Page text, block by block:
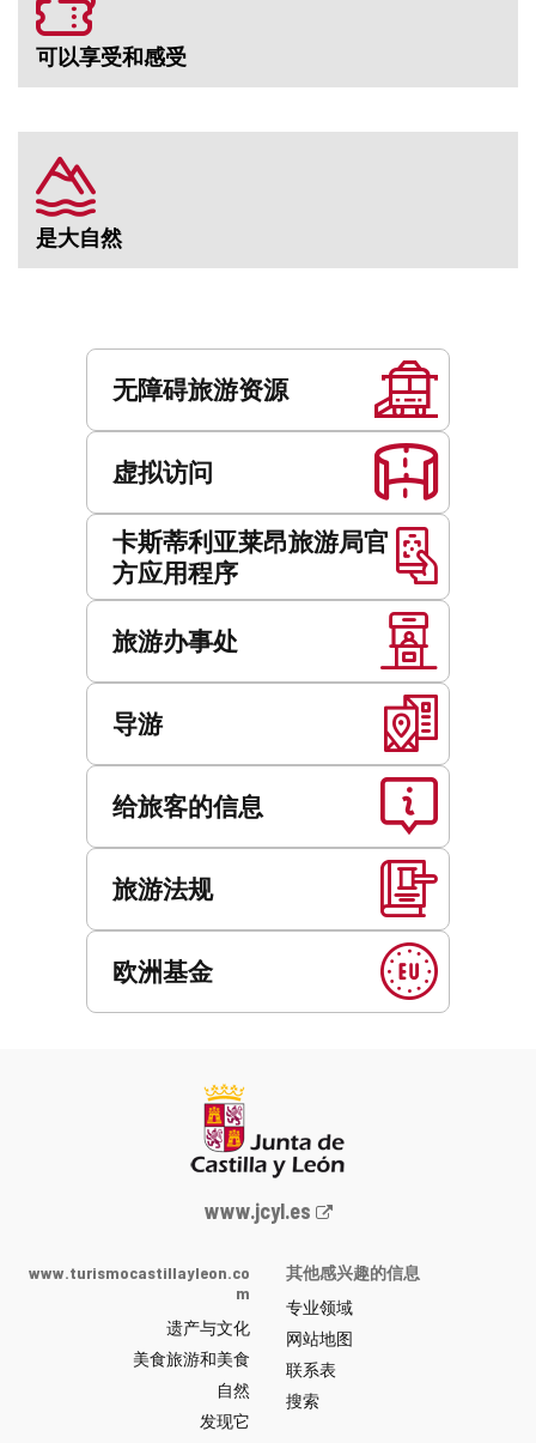
可以享受和感受
是大自然
无障碍旅游资源
虚拟访问
卡斯蒂利亚莱昂旅游局官
方应用程序
旅游办事处
导游
给旅客的信息
旅游法规
欧洲基金
Junta
y
León
网
站
门
户
www.jcyl.es
www.turismocastillayleon.co
m
遗产与文化
美食旅游和美食
自然
发现它
其他感兴趣的信息
专业领域
网站地图
联系表
搜索